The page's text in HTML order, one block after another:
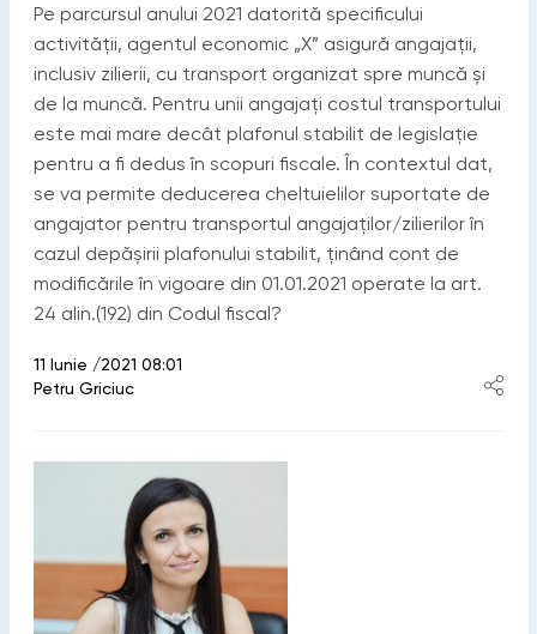
Pe parcursul anului 2021 datorită specificului
activității, agentul economic „X” asigură angajații,
inclusiv zilierii, cu transport organizat spre muncă și
de la muncă. Pentru unii angajați costul transportului
este mai mare decât plafonul stabilit de legislație
pentru a fi dedus în scopuri fiscale. În contextul dat,
se va permite deducerea cheltuielilor suportate de
angajator pentru transportul angajaților/zilierilor în
cazul depășirii plafonului stabilit, ținând cont de
modificările în vigoare din 01.01.2021 operate la art.
24 alin.(192) din Codul fiscal?
11 Iunie /2021 08:01
Petru Griciuc